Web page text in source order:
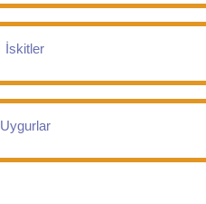
İskitler
Uygurlar